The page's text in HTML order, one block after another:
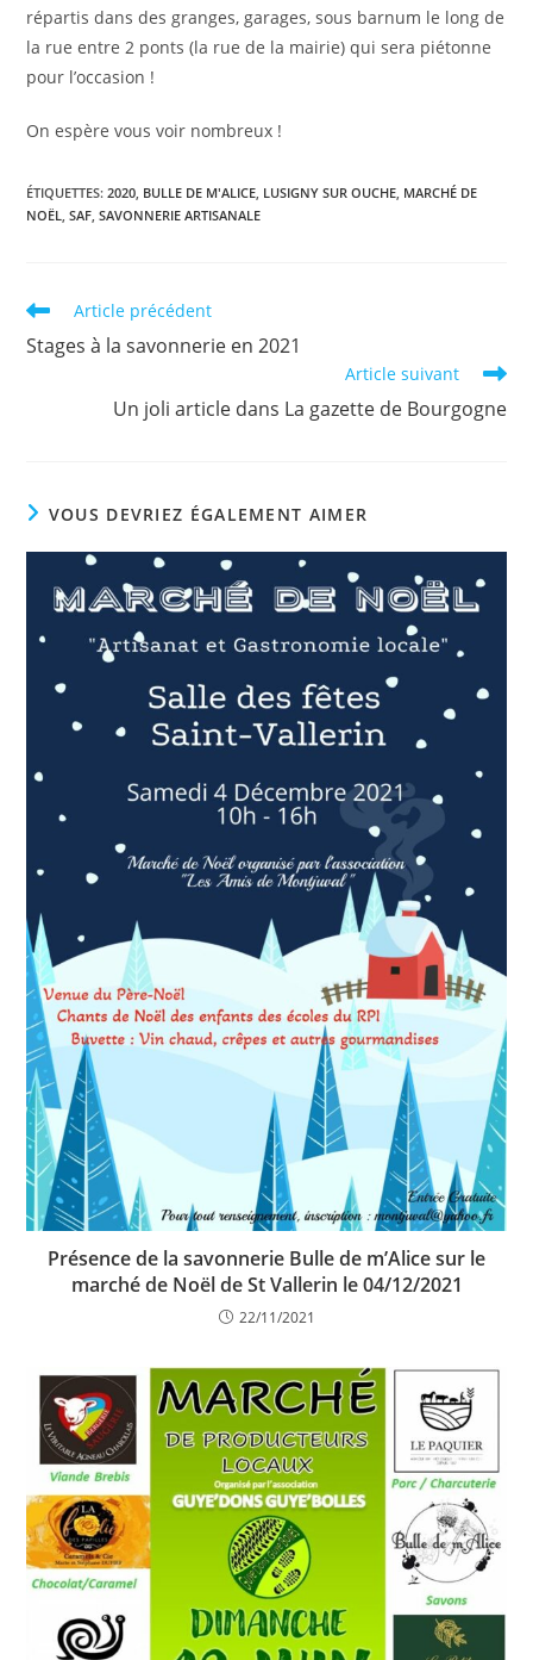
répartis dans des granges, garages, sous barnum le long de
la rue entre 2 ponts (la rue de la mairie) qui sera piétonne
pour l’occasion !
On espère vous voir nombreux !
ÉTIQUETTES:2020 BULLE DE M'ALICE LUSIGNY SUR OUCHE MARCHÉ DE
NOËL
SAF SAVONNERIE ARTISANALE
Read
articles
Article précédent
Stages à la savonnerie en 2021
Article suivant
Un joli article dans La gazette de Bourgogne
VOUS DEVRIEZ ÉGALEMENT AIMER
Présence de la savonnerie Bulle de m’Alice sur le
marché de Noël de St Vallerin le 04/12/2021
22/11/2021